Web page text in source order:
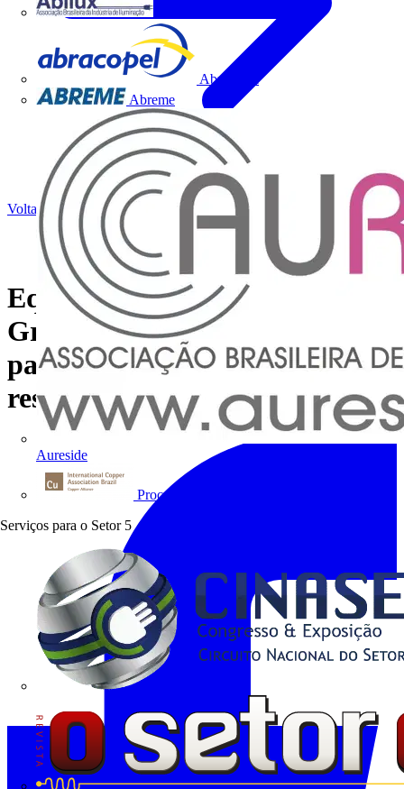
Abracopel
Abreme
Aureside
Procobre
Serviços para o Setor 5
Voltar para Notícias
Equipamentos inteligentes do
Grupo Legrand contribuem
para a sustentabilidade de uma
residência